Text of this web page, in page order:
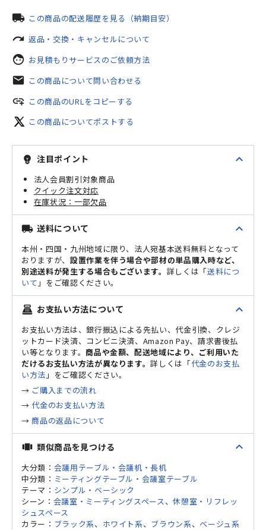
local_shipping この商品の配送履歴を見る（納期目安）
redo 返品・交換・キャンセルについて
face お見積もりサービスのご依頼方法
mail この商品について問い合わせる
add_link この商品のURLをコピーする
この商品についてポストする
emoji_objects 注目ポイント expand_less
法人会員割引対象商品
クイック注文対応
一部欠品
local_shipping 送料について expand_less
本州・四国・九州地域に限り、法人宛基本送料無料となって
おりますが、 設置作業を伴う場合や部材の単品購入時など、
別途送料が発生する場合もございます。 詳しくは「送料につ
いて 」をご確認ください。
point_of_sale お支払い方法について expand_less
お支払い方法は、銀行振込による先払い、代金引換、クレジ
ットカード決済、コンビニ決済、Amazon Pay、請求書後払
い等となります。商品や金額、配送地域により、ご利用いた
だけるお支払い方法が異なります。詳しくは「代金のお支払
い方法 」をご確認ください。
→ ご購入までの流れ
→代金のお支払い方法
→ 商品の返品について
view_carousel 類似商品を見つける expand_less
大分類： 会議用テーブル・会議机・長机
中分類： ミーティングテーブル・会議室テーブル
テーマ： シンプル・ベーシック
シーン： 会議室・ミーティングスペース 、休憩室・リフレッ
シュスペース
カラー： ブラック系、 ホワイト系、 ブラウン系、 ベージュ系